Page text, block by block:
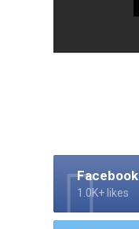
Facebook
1.0K+ likes